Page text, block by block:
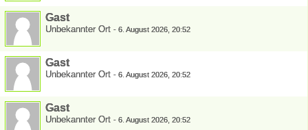
Gast
Unbekannter Ort - 6. August 2026, 20:52
Gast
Unbekannter Ort - 6. August 2026, 20:52
Gast
Unbekannter Ort - 6. August 2026, 20:52